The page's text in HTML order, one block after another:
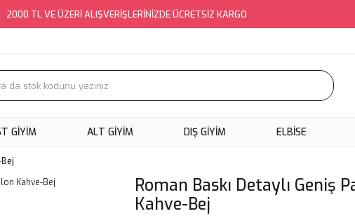
2000 TL VE ÜZERİ ALIŞVERİŞLERİNİZDE ÜCRETSİZ KARGO
GİYİM ALT GİYİM DIŞ GİYİM ELBİSE
Roman Baskı Detaylı Geniş
Kahve-Bej